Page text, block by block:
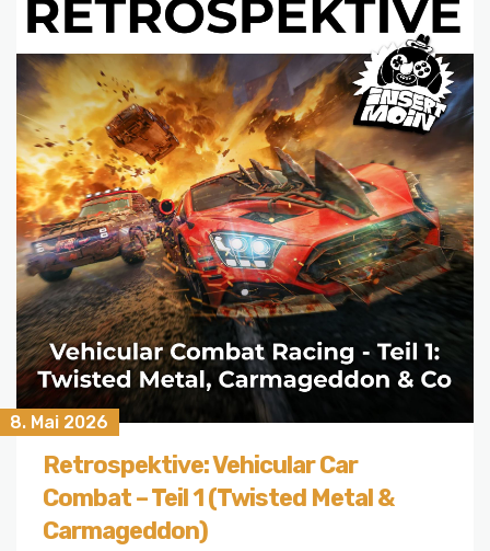
8. Mai 2026
Retrospektive: Vehicular Car
Combat – Teil 1 (Twisted Metal &
Carmageddon)